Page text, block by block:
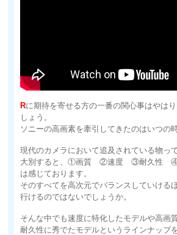
Rに期待を寄せる方の一番の関心事はやは
しょう。
ソニーの高画素を牽引してきたのはいつの
現代のカメラにおいて追及されている物っ
大別すると、①画質 ②速度 ③耐久性 ④
は感じております。
そのすべてを高次元でバランスしていける
行けるのではないでしょうか。
そんな中でも速度に特化したモデルや高画
耐久性に秀でたモデルというラインナップ